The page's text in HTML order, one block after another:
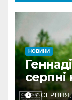
НОВИНИ
КАБів
7 СЕРПНЯ,